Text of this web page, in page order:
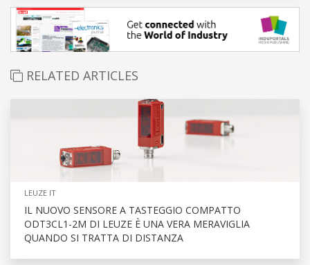
RELATED ARTICLES
LEUZE IT
IL NUOVO SENSORE A TASTEGGIO COMPATTO
ODT3CL1-2M DI LEUZE È UNA VERA MERAVIGLIA
QUANDO SI TRATTA DI DISTANZA